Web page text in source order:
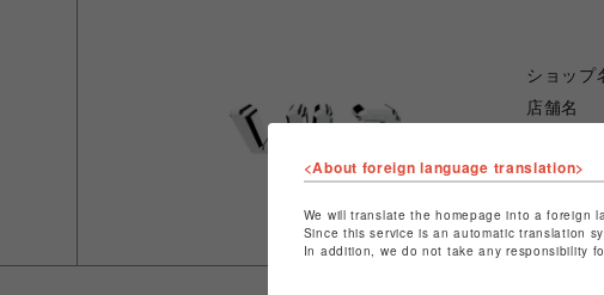
ショップ
店舗名
ショップ
<About foreign language translation>
We will translate the homepage into a foreign
Since this service is an automatic translation
In addition, we do not take any responsibility